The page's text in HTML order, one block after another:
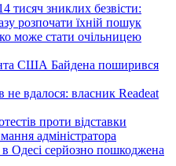
тисяч зниклих безвісти:
розпочати їхній пошук
може стати очільницею
США Байдена поширився
не вдалося: власник Readeat
проти відставки
адміністратора
Одесі серйозно пошкоджена